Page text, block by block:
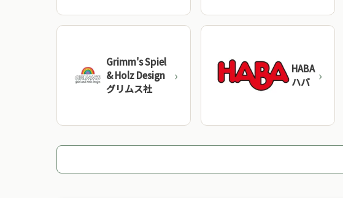
Grimm's Spiel
& Holz Design
グリムス社
HABA
ハバ